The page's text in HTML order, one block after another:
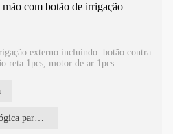
com botão de irrigação
externo incluindo: botão contra
reta 1pcs, motor de ar 1pcs.
escolha.
de 4 ou 2 furos, controle de
Peça de mão odontológica para irrigação externa